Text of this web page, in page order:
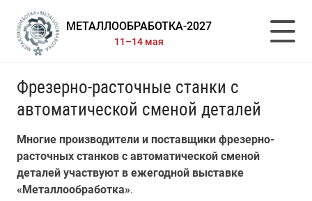
МЕТАЛЛООБРАБОТКА-2027
11–14 мая
Фрезерно-расточные станки с
автоматической сменой деталей
Многие производители и поставщики фрезерно-
расточных станков с автоматической сменой
деталей участвуют в ежегодной выставке
«Металлообработка».